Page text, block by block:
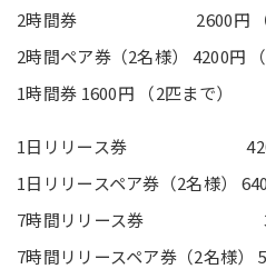
2時間券 2600円 （5
2時間ペア券（2名様） 4200円 （
1時間券 1600円 （2匹まで）
1日リリース券
1日リリースペア券（2名様）
7時間リリース券
7時間リリースペア券（2名様）